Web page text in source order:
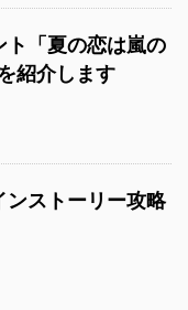
「夏の恋は嵐の
紹介します
ストーリー攻略